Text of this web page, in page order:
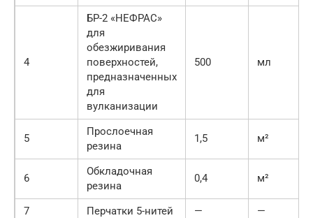
4
БР-2 «НЕФРАС»
для
обезжиривания
поверхностей,
предназначенных
для
вулканизации
500 мл
5
Прослоечная
резина
1,5 м²
6
Обкладочная
резина
0,4 м²
7 Перчатки 5-нитей — —